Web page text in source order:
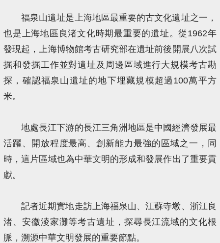
福泉山遺址是上海地區最重要的古文化遺址之一，
也是上海地區良渚文化時期最重要的遺址。從1962年
發現起，上海博物館考古研究部在遺址前後開展八次試
掘和發掘工作並對遺址及周邊區域進行大規模考古勘
探，確認福泉山遺址的地下埋藏規模超過100萬平方
米。
地處長江下游的長江三角洲地區是中國經濟發展最
活躍、開放程度最高、創新能力最強的區域之一，同
時，這片區域也為中華文明的形成和發展作出了重要貢
獻。
記者近期實地走訪上海福泉山、江蘇寺墩、浙江良
渚、安徽淩家灘等考古遺址，探尋長江流域的文化根
脈，溯源中華文明發展的重要節點。